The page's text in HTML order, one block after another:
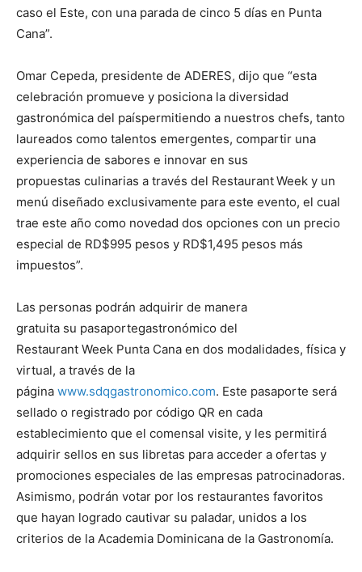
caso el Este, con una parada de cinco 5 días en Punta
Cana”.
Omar Cepeda, presidente de ADERES, dijo que “esta
celebración promueve y posiciona la diversidad
gastronómica del paíspermitiendo a nuestros chefs, tanto
laureados como talentos emergentes, compartir una
experiencia de sabores e innovar en sus
propuestas culinarias a través del RestaurantWeek y un
menú diseñado exclusivamente para este evento, el cual
trae este año como novedad dos opciones con un precio
especial de RD$995 pesos y RD$1,495 pesos más
impuestos”.
Las personas podrán adquirir de manera
gratuita su pasaportegastronómico del
Restaurant Week Punta Cana en dos modalidades, física y
virtual, a través de la
página www.sdqgastronomico.com. Este pasaporte será
sellado o registrado por código QR en cada
establecimiento que el comensal visite, y les permitirá
adquirir sellos en sus libretas para acceder a ofertas y
promociones especiales de las empresas patrocinadoras.
Asimismo, podrán votar por los restaurantes favoritos
que hayan logrado cautivar su paladar, unidos a los
criterios de la Academia Dominicana de la Gastronomía.